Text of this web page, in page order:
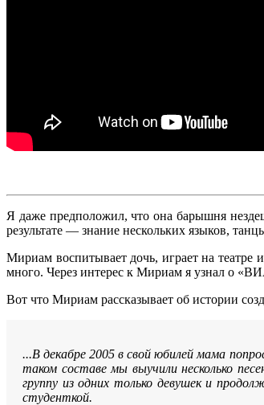
Я даже предположил, что она барышня
результате — знание нескольких языков,
Мириам воспитывает дочь, играет на
много. Через интерес к Мириам я узнал о
Вот что Мириам рассказывает об истории
...В декабре 2005 в свой юбилей мама
таком составе мы выучили несколько
группу из одних только девушек и
студенткой.